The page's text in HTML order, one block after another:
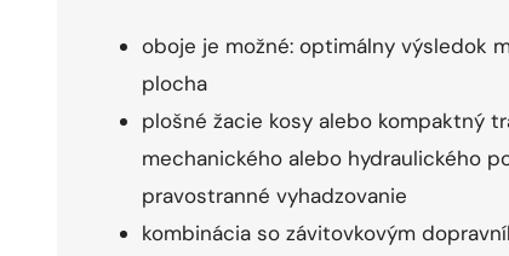
oboje je možné: optimálny výsledok
plocha
plošné žacie kosy alebo kompaktný
mechanického alebo hydraulického
pravostranné vyhadzovanie
kombinácia so závitovkovým